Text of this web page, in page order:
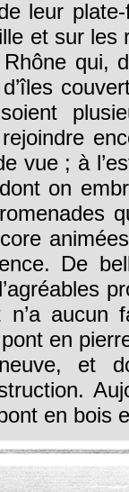
leur
et sur les
qui,
vue ; à
on
De
n’a
en
et
en bois